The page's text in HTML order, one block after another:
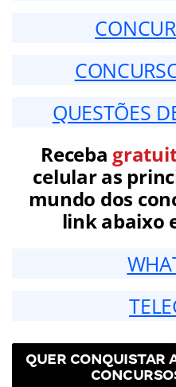
QUESTÕES
Receba
celular as
mundo dos
link abaixo
QUER CONQUISTAR